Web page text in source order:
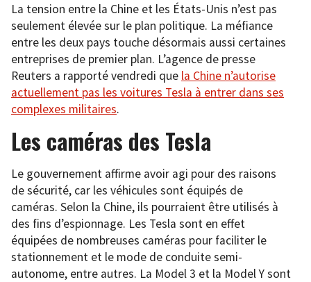
La tension entre la Chine et les États-Unis n’est pas
seulement élevée sur le plan politique. La méfiance
entre les deux pays touche désormais aussi certaines
entreprises de premier plan. L’agence de presse
Reuters a rapporté vendredi que la Chine n’autorise
actuellement pas les voitures Tesla à entrer dans ses
complexes militaires.
Les caméras des Tesla
Le gouvernement affirme avoir agi pour des raisons
de sécurité, car les véhicules sont équipés de
caméras. Selon la Chine, ils pourraient être utilisés à
des fins d’espionnage. Les Tesla sont en effet
équipées de nombreuses caméras pour faciliter le
stationnement et le mode de conduite semi-
autonome, entre autres. La Model 3 et la Model Y sont